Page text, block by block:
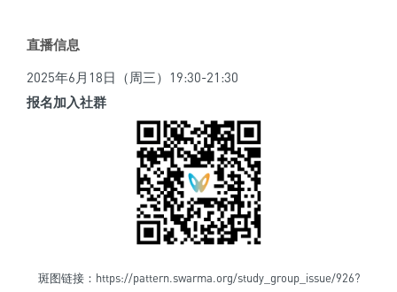
直播信息
2025年6月18日（周三）19:30-21:30
报名加入社群
斑图链接： https://pattern.swarma.org/study_group_issue/926?